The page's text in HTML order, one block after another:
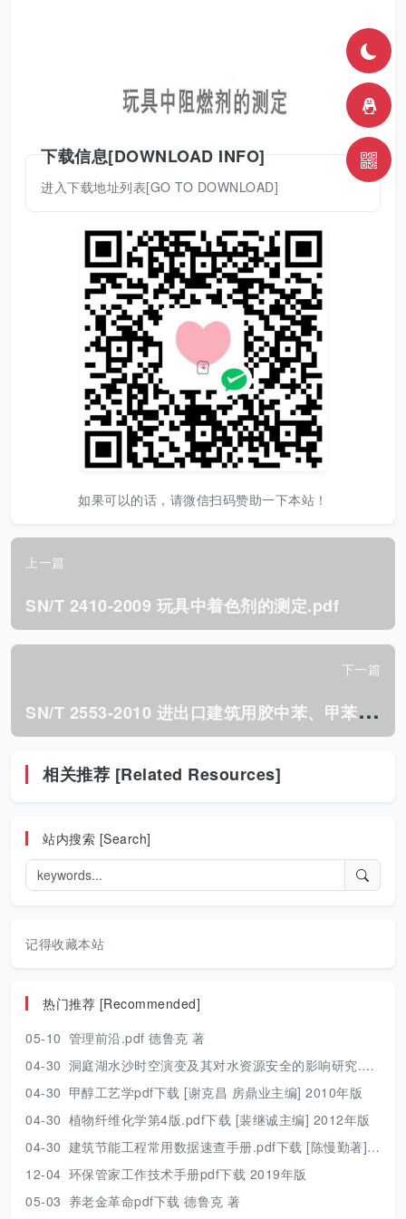
下载信息[DOWNLOAD INFO]
进入下载地址列表[GO TO DOWNLOAD]
如果可以的话，请微信扫码赞助一下本站！
上一篇
SN/T 2410-2009 玩具中着色剂的测定.pdf
下一篇
S
N/T 2553-2010 进出口建筑用胶中苯、甲苯、二甲苯、 游离甲苯二异氰酸酯及邻苯二甲酸酯类 增塑剂的测定.pdf
相关推荐 [Related Resources]
站内搜索 [Search]
记得收藏本站
热门推荐 [Recommended]
05-10 管理前沿.pdf 德鲁克 著
04-30 洞庭湖水沙时空演变及其对水资源安全的影响研究.pdf 胡光伟 著 2017年版
04-30 甲醇工艺学pdf下载 [谢克昌 房鼎业主编] 2010年版
04-30 植物纤维化学第4版.pdf下载 [裴继诚主编] 2012年版
04-30 建筑节能工程常用数据速查手册.pdf下载 [陈慢勤著] 2010年版
12-04 环保管家工作技术手册pdf下载 2019年版
05-03 养老金革命pdf下载 德鲁克 著